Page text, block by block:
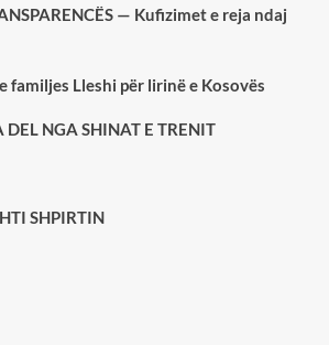
— Kufizimet e reja ndaj
familjes Lleshi për lirinë e Kosovës
DEL NGA SHINAT E TRENIT
SHPIRTIN